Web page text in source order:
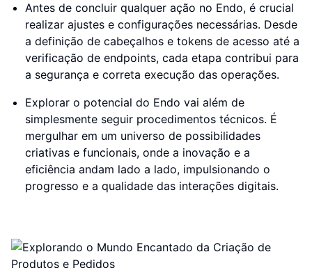
Antes de concluir qualquer ação no Endo, é crucial
realizar ajustes e configurações necessárias. Desde
a definição de cabeçalhos e tokens de acesso até a
verificação de endpoints, cada etapa contribui para
a segurança e correta execução das operações.
Explorar o potencial do Endo vai além de
simplesmente seguir procedimentos técnicos. É
mergulhar em um universo de possibilidades
criativas e funcionais, onde a inovação e a
eficiência andam lado a lado, impulsionando o
progresso e a qualidade das interações digitais.